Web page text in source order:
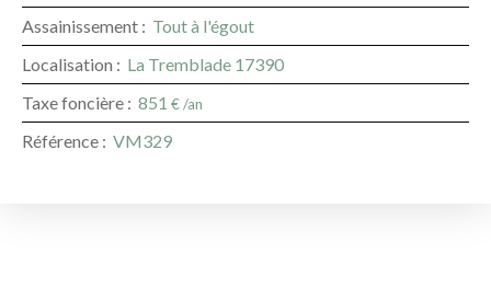
Assainissement : Tout à l'égout
Localisation : La Tremblade 17390
Taxe foncière : 851 € /an
Référence : VM329